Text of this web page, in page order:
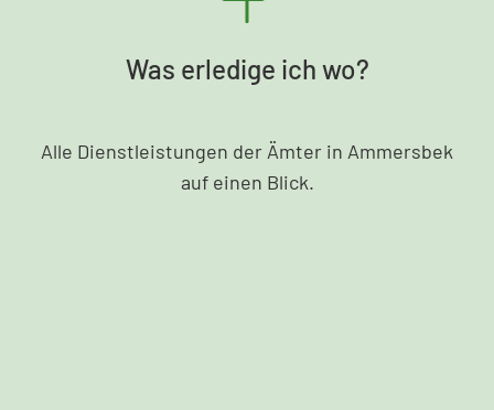
Was erledige ich wo?
Alle Dienstleistungen der Ämter in Ammersbek
auf einen Blick.